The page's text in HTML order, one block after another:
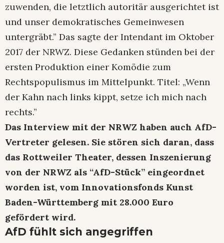
zuwenden, die letztlich autoritär ausgerichtet ist
und unser demokratisches Gemeinwesen
untergräbt.” Das sagte der Intendant im Oktober
2017 der NRWZ. Diese Gedanken stünden bei der
ersten Produktion einer Komödie zum
Rechtspopulismus im Mittelpunkt. Titel: „Wenn
der Kahn nach links kippt, setze ich mich nach
rechts.”
Das Interview mit der NRWZ haben auch AfD-
Vertreter gelesen. Sie stören sich daran, dass
das Rottweiler Theater, dessen Inszenierung
von der NRWZ als “AfD-Stück” eingeordnet
worden ist, vom Innovationsfonds Kunst
Baden-Württemberg mit 28.000 Euro
gefördert wird.
AfD fühlt sich angegriffen